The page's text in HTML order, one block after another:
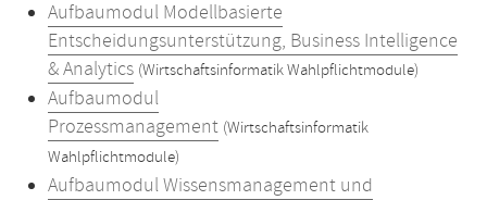
Aufbaumodul Modellbasierte
Entscheidungsunterstützung, Business Intelligence
& Analytics (Wirtschaftsinformatik Wahlpflichtmodule)
Aufbaumodul
Prozessmanagement (Wirtschaftsinformatik
Wahlpflichtmodule)
Aufbaumodul Wissensmanagement und